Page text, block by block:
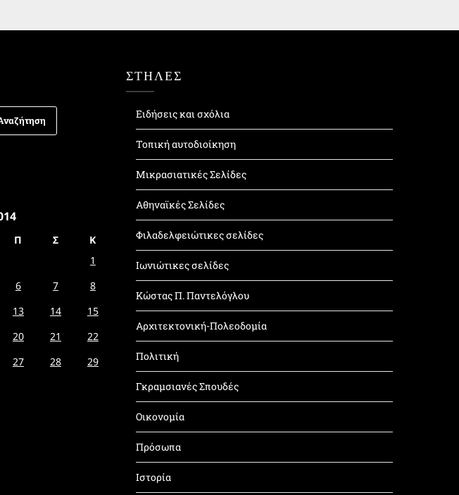
Π Σ
Κ
1
6 7
8
13 14
15
20 21
22
27 28
29
ΣΤΗΛΕΣ
Ειδήσεις και σχόλια
Τοπική αυτοδιοίκηση
Μικρασιατικές Σελίδες
Αθηναϊκές Σελίδες
Φιλαδελφειώτικες σελίδες
Ιωνιώτικες σελίδες
Κώστας Π. Παντελόγλου
Αρχιτεκτονική-Πολεοδομία
Πολιτική
Γκραμσιανές Σπουδές
Οικονομία
Πρόσωπα
Ιστορία